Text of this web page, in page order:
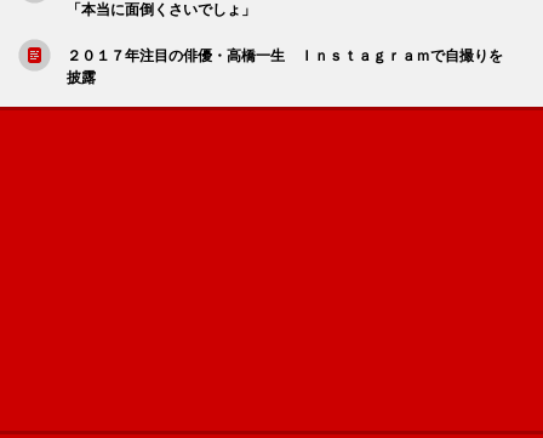
「本当に面倒くさいでしょ」
２０１７年注目の俳優・高橋一生 Ｉｎｓｔａｇｒａｍで自撮りを
披露